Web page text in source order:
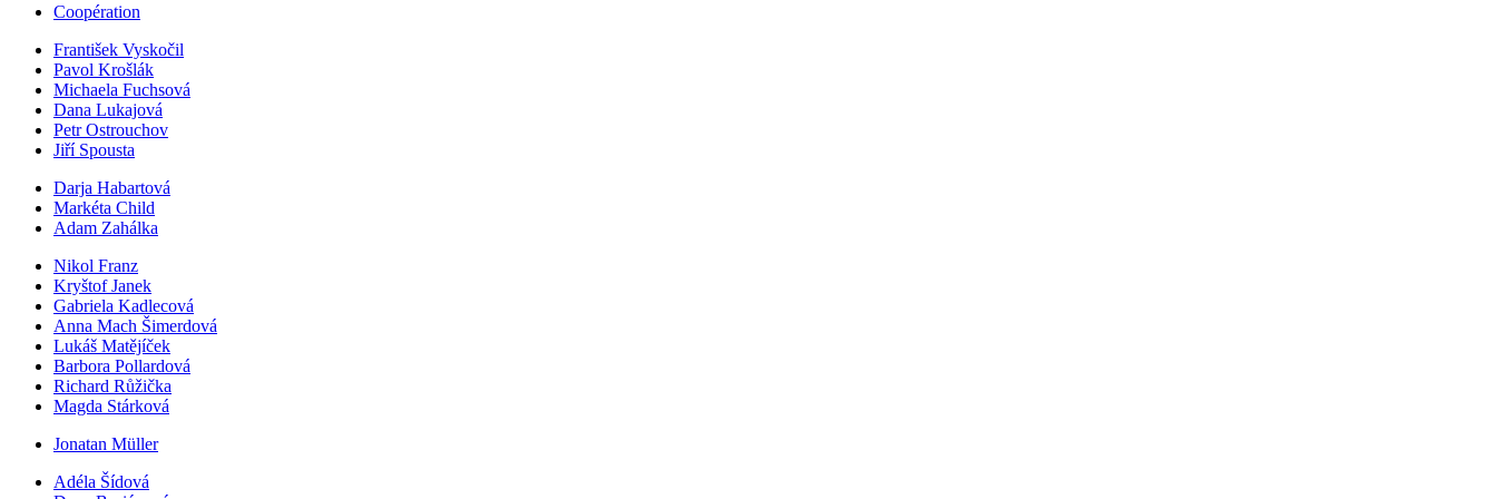
Coopération
František Vyskočil
Pavol Krošlák
Michaela Fuchsová
Dana Lukajová
Petr Ostrouchov
Jiří Spousta
Darja Habartová
Markéta Child
Adam Zahálka
Nikol Franz
Kryštof Janek
Gabriela Kadlecová
Anna Mach Šimerdová
Lukáš Matějíček
Barbora Pollardová
Richard Růžička
Magda Stárková
Jonatan Müller
Adéla Šídová